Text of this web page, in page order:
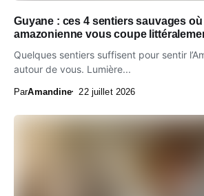
Guyane : ces 4 sentiers sauvages
amazonienne vous coupe
Quelques sentiers suffisent pour sentir
autour de vous. Lumière...
ParAmandine 22 juillet 2026